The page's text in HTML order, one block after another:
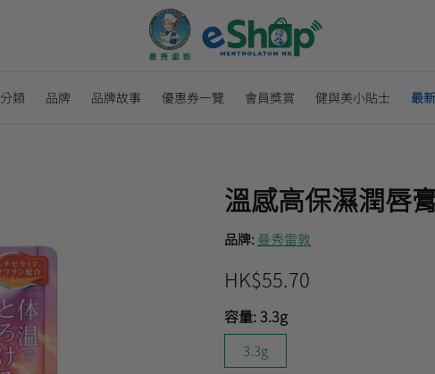
類 品牌 品牌故事 優惠券一覽 會員獎賞 健與美小貼士 最
溫感高保濕潤唇
品牌: 曼秀雷敦
HK$55.70
容量:3.3g
3.3g